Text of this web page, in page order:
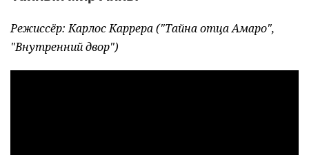
Режиссёр: Карлос Каррера ("Тайна отца Амаро",
"Внутренний двор")